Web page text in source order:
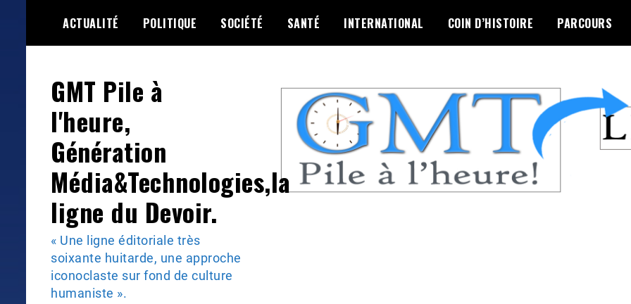
content
ACTUALITÉ POLITIQUE SOCIÉTÉ SANTÉ INTERNATIONAL COIN D’HISTOIRE PARCOURS
GMT Pile à
l'heure,
Génération
Média&Technologies,la
ligne du Devoir.
« Une ligne éditoriale très
soixante huitarde, une approche
iconoclaste sur fond de culture
humaniste ».